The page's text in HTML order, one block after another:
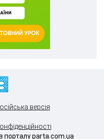
версія
порталу parta.com.ua